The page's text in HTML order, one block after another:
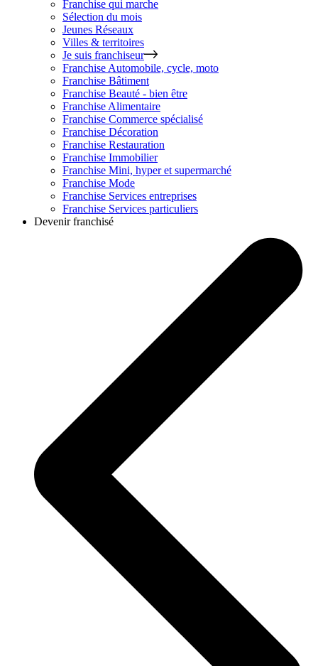
Franchise qui marche
Sélection du mois
Jeunes Réseaux
Villes & territoires
Je suis franchiseur
Franchise Automobile, cycle, moto
Franchise Bâtiment
Franchise Beauté - bien être
Franchise Alimentaire
Franchise Commerce spécialisé
Franchise Décoration
Franchise Restauration
Franchise Immobilier
Franchise Mini, hyper et supermarché
Franchise Mode
Franchise Services entreprises
Franchise Services particuliers
Devenir franchisé